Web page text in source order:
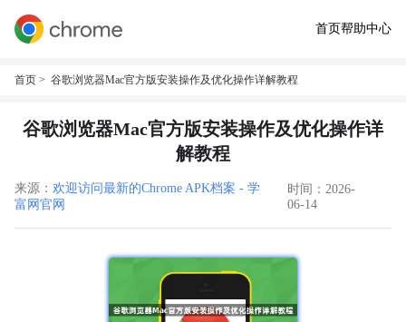
首页帮助中心
首页 > 谷歌浏览器Mac官方版安装操作及优化操作详解教程
谷歌浏览器Mac官方版安装操作及优化操作详
解教程
来源： 欢迎访问最新的Chrome APK档案 - 学
富网官网
时间：2026-
06-14